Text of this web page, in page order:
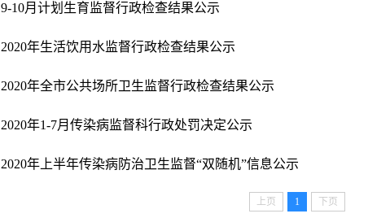
9-10月计划生育监督行政检查结果公示
2020年生活饮用水监督行政检查结果公示
2020年全市公共场所卫生监督行政检查结果公示
2020年1-7月传染病监督科行政处罚决定公示
2020年上半年传染病防治卫生监督“双随机”信息公示
上页 1 下页